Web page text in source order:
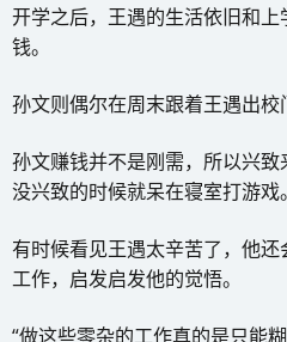
开学之后，王遇的生活依旧和
钱。
孙文则偶尔在周末跟着王遇出校
孙文赚钱并不是刚需，所以兴
没兴致的时候就呆在寝室打游戏。
有时候看见王遇太辛苦了，他
工作，启发启发他的觉悟。
“做这些零杂的工作真的是只能